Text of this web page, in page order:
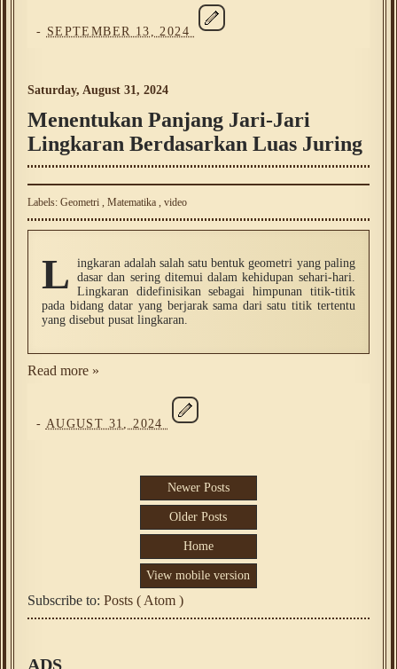
- SEPTEMBER 13, 2024
Saturday, August 31, 2024
Menentukan Panjang Jari-Jari
Lingkaran Berdasarkan Luas Juring
Labels: Geometri , Matematika , video
L
ingkaran adalah salah satu bentuk geometri yang paling
dasar dan sering ditemui dalam kehidupan sehari-hari.
Lingkaran didefinisikan sebagai himpunan titik-titik
pada bidang datar yang berjarak sama dari satu titik tertentu
yang disebut pusat lingkaran.
Read more »
- AUGUST 31, 2024
Newer Posts
Older Posts
Home
View mobile version
Subscribe to: Posts ( Atom )
ADS